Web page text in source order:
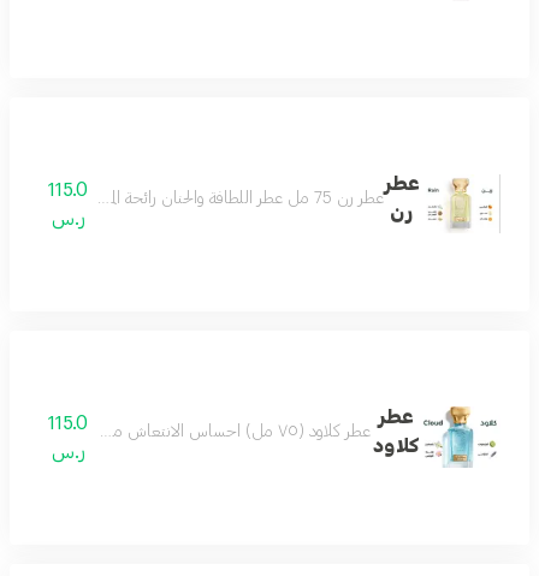
عطر
رن
عطر رن 75 مل عطر اللطافة والحنان رائحة المطر مناسب لكل الأذواق حتماً سيعجبك مكونات العطر البرتقال الماندرين الكمثرى الياسمين المسك خشب الصندل
115.0
ر.س
عطر
كلاود
عطر كلاود (٧٥ مل) احساس الانتعاش من أول رشة عطر مميز جميل بكل وقت من أجمل العطور وأكثرها تميز مكونات العطر البرغموت الياسمين لافندر لوتس
115.0
ر.س